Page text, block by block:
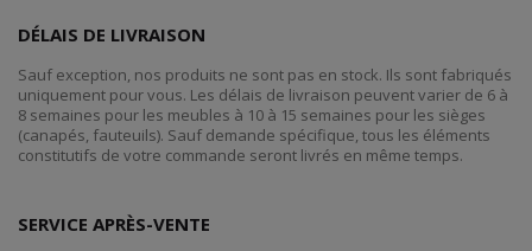
DÉLAIS DE LIVRAISON
Sauf exception, nos produits ne sont pas en stock. Ils sont fabriqués
uniquement pour vous. Les délais de livraison peuvent varier de 6 à
8 semaines pour les meubles à 10 à 15 semaines pour les sièges
(canapés, fauteuils). Sauf demande spécifique, tous les éléments
constitutifs de votre commande seront livrés en même temps.
SERVICE APRÈS-VENTE